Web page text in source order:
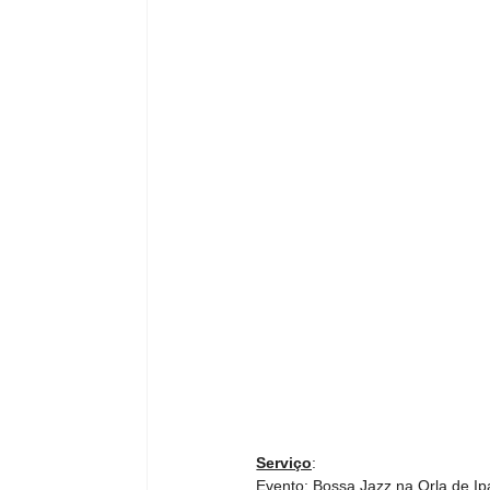
Serviço:
Evento: Bossa Jazz na Orla de